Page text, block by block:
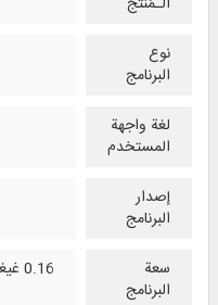
نوع
البرنامج
لغة واجهة
المستخدم
إصدار
البرنامج
سعة
البرنامج
0.16 غيغابايت